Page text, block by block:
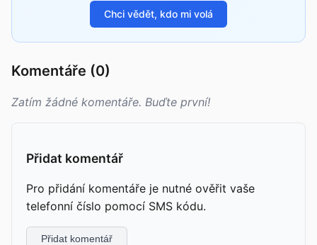
Chci vědět, kdo mi volá
Komentáře (0)
Zatím žádné komentáře. Buďte první!
Přidat komentář
Pro přidání komentáře je nutné ověřit vaše
telefonní číslo pomocí SMS kódu.
Přidat komentář